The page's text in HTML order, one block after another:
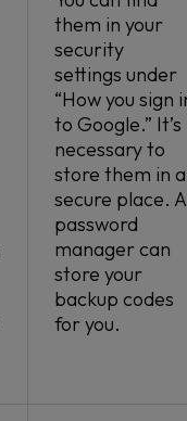
them in your
security
settings under
“How you sign
to Google.” It’s
necessary to
store them in a
secure place. A
password
manager can
store your
backup codes
for you.